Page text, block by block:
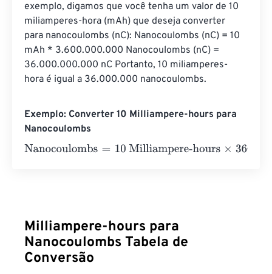
exemplo, digamos que você tenha um valor de 10
miliamperes-hora (mAh) que deseja converter
para nanocoulombs (nC): Nanocoulombs (nC) = 10
mAh * 3.600.000.000 Nanocoulombs (nC) =
36.000.000.000 nC Portanto, 10 miliamperes-
hora é igual a 36.000.000 nanocoulombs.
Exemplo: Converter 10 Milliampere-hours para
Nanocoulombs
Nanocoulombs=10 Milliampere-hours×3600000000
Milliampere-hours para
Nanocoulombs Tabela de
Conversão